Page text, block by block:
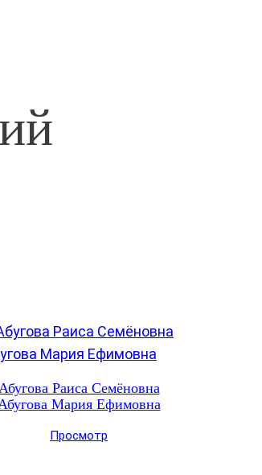
Абугова Раиса Семёновна
Мария Ефимовна
Просмотр